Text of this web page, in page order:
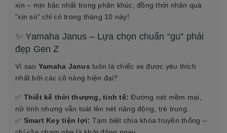
xịn – mịn bậc nhất trong phân khúc, đồng thời nhận quà
“xịn sò” chỉ có trong tháng 10 này!
✨ Yamaha Janus – Lựa chọn chuẩn “gu” phái
đẹp Gen Z
Vì sao Yamaha Janus luôn là chiếc xe được yêu thích
nhất bởi các cô nàng hiện đại?
✅ Thiết kế thời thượng, tinh tế: Đường nét mềm mại,
nữ tính nhưng vẫn toát lên nét năng động, trẻ trung.
✅ Smart Key tiện lợi: Tạm biệt chìa khóa truyền thống –